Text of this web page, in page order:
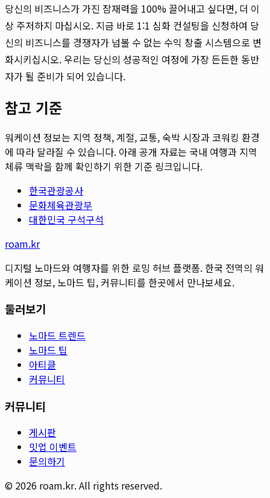
당신의 비즈니스가 가진 잠재력을 100% 끌어내고 싶다면, 더 이
상 주저하지 마십시오. 지금 바로 1:1 심화 컨설팅을 신청하여 당
신의 비즈니스를 경쟁자가 넘볼 수 없는 수익 창출 시스템으로 변
화시키십시오. 우리는 당신의 성공적인 여정에 가장 든든한 동반
자가 될 준비가 되어 있습니다.
참고 기준
워케이션 정보는 지역 정책, 계절, 교통, 숙박 시장과 코워킹 환경
에 따라 달라질 수 있습니다. 아래 공개 자료는 국내 여행과 지역
체류 맥락을 함께 확인하기 위한 기준 링크입니다.
한국관광공사
문화체육관광부
대한민국 구석구석
roam.kr
디지털 노마드와 여행자를 위한 로밍 허브 플랫폼. 한국 전역의 워
케이션 정보, 노마드 팁, 커뮤니티를 한곳에서 만나보세요.
둘러보기
노마드 트렌드
노마드 팁
아티클
커뮤니티
커뮤니티
게시판
밋업 이벤트
문의하기
© 2026 roam.kr. All rights reserved.